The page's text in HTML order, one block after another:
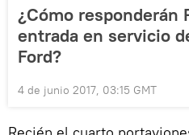
¿Cómo responderán
entrada en servicio
Ford?
4 de junio 2017, 03:15 GMT